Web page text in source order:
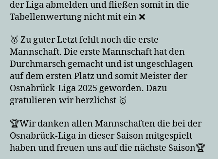
der Liga abmelden und fließen somit in die
Tabellenwertung nicht mit ein ❌
🥇 Zu guter Letzt fehlt noch die erste
Mannschaft. Die erste Mannschaft hat den
Durchmarsch gemacht und ist ungeschlagen
auf dem ersten Platz und somit Meister der
Osnabrück-Liga 2025 geworden. Dazu
gratulieren wir herzlichst 🥇
🏆Wir danken allen Mannschaften die bei der
Osnabrück-Liga in dieser Saison mitgespielt
haben und freuen uns auf die nächste Saison🏆